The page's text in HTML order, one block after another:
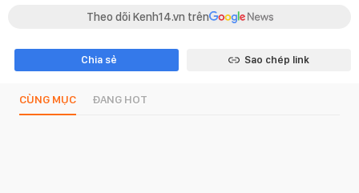
Theo dõi Kenh14.vn trên
Chia sẻ Sao chép link
CÙNG MỤC ĐANG HOT